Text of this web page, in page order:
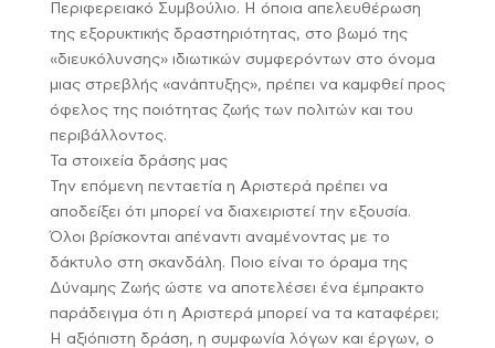
Περιφερειακό Συμβούλιο. Η όποια απελευθέρωση
της εξορυκτικής δραστηριότητας, στο βωμό της
«διευκόλυνσης» ιδιωτικών συμφερόντων στο όνομα
μιας στρεβλής «ανάπτυξης», πρέπει να καμφθεί προς
όφελος της ποιότητας ζωής των πολιτών και του
περιβάλλοντος.
Τα στοιχεία δράσης μας
Την επόμενη πενταετία η Αριστερά πρέπει να
αποδείξει ότι μπορεί να διαχειριστεί την εξουσία.
Όλοι βρίσκονται απέναντι αναμένοντας με το
δάκτυλο στη σκανδάλη. Ποιο είναι το όραμα της
Δύναμης Ζωής ώστε να αποτελέσει ένα έμπρακτο
παράδειγμα ότι η Αριστερά μπορεί να τα καταφέρει;
Η αξιόπιστη δράση, η συμφωνία λόγων και έργων, ο